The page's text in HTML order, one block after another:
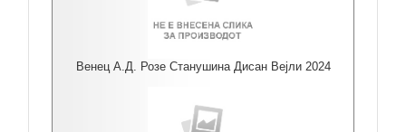
Венец А.Д. Розе Станушина Дисан Вејли 2024